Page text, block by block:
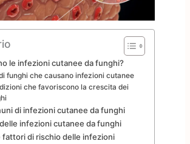
le infezioni cutanee da funghi?
funghi che causano infezioni cutanee
che favoriscono la crescita dei
di infezioni cutanee da funghi
infezioni cutanee da funghi
fattori di rischio delle infezioni